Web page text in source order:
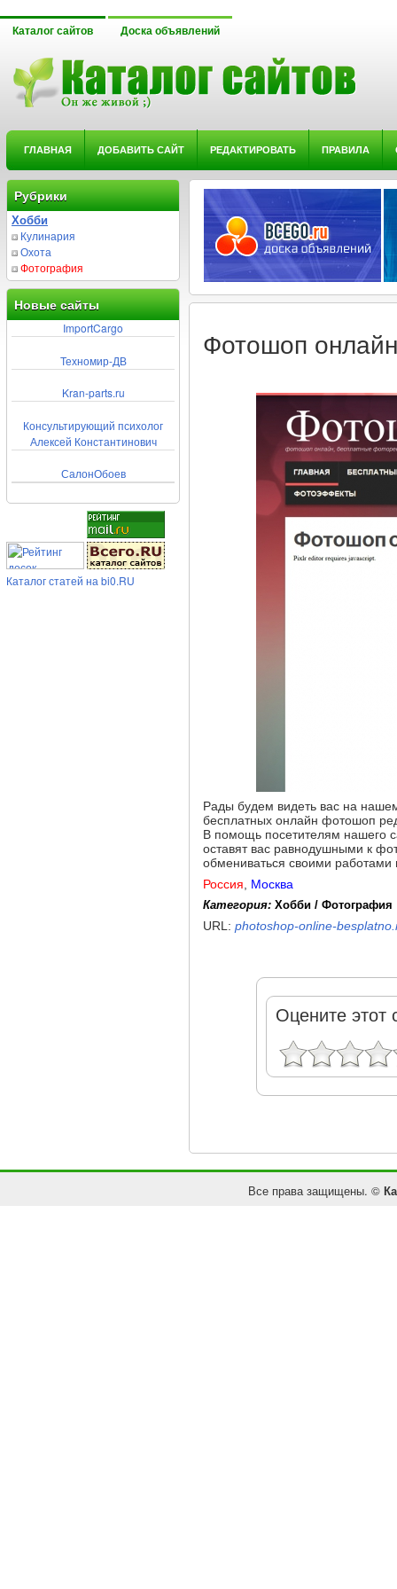
Каталог сайтов Доска объявлений
ГЛАВНАЯ ДОБАВИТЬ САЙТ РЕДАКТИРОВАТЬ ПРАВИЛА
Рубрики
Хобби
Кулинария
Охота
Фотография
Новые сайты
ImportCargo
Техномир-ДВ
Kran-parts.ru
Консультирующий психолог
Алексей Константинович
СалонОбоев
Каталог статей на bi0.RU
Фотошоп
Рады будем видеть вас на
бесплатных онлайн фотошоп
В помощь посетителям нашего
оставят вас равнодушными к
обмениваться своими
Россия
Москва
Категория: Хобби / Фотография
URL: photoshop-online-
Оцените этот
Все права защищены. ©